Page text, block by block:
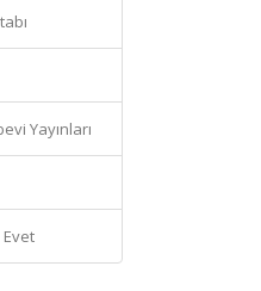
Yayınları
Evet